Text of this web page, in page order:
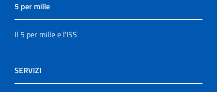
5 per mille
Il 5 per mille e l'ISS
SERVIZI